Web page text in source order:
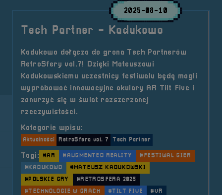
2025-08-10
Tech Partner - Kadukowo
Kadukowo dołącza do grona Tech Partnerów
RetroSfery vol.7! Dzięki Mateuszowi
Kadukowskiemu uczestnicy festiwalu będą mogli
wypróbować innowacyjne okulary AR Tilt Five i
zanurzyć się w świat rozszerzonej
rzeczywistości.
Kategorie wpisu:
Aktualności RetroSfera vol. 7 Tech Partner
Tagi: #AR #AUGMENTED REALITY
#FESTIWAL GIER
#KADUKOWO
#MATEUSZ KADUKOWSKI
#POLSKIE GRY
#RETROSFERA 2025
#TECHNOLOGIE W GRACH
#TILT FIVE #VR